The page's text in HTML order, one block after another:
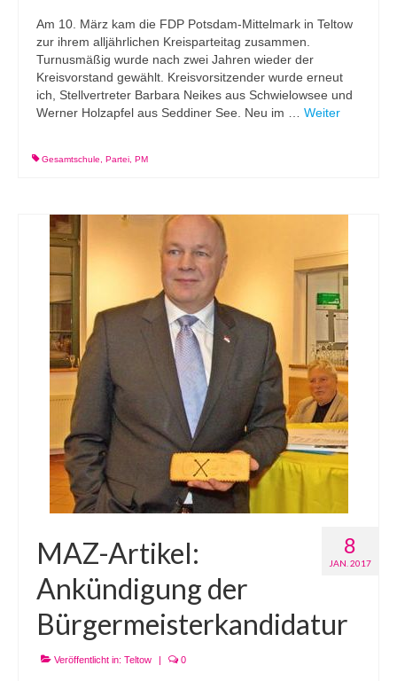
Am 10. März kam die FDP Potsdam-Mittelmark in Teltow
zur ihrem alljährlichen Kreisparteitag zusammen.
Turnusmäßig wurde nach zwei Jahren wieder der
Kreisvorstand gewählt. Kreisvorsitzender wurde erneut
ich, Stellvertreter Barbara Neikes aus Schwielowsee und
Werner Holzapfel aus Seddiner See. Neu im … Weiter
Gesamtschule Partei PM
8
JAN. 2017
MAZ-Artikel:
Ankündigung der
Bürgermeisterkandidatur
Veröffentlicht in: Teltow | 0